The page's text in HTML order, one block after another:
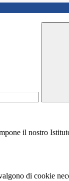
il nostro
di cookie